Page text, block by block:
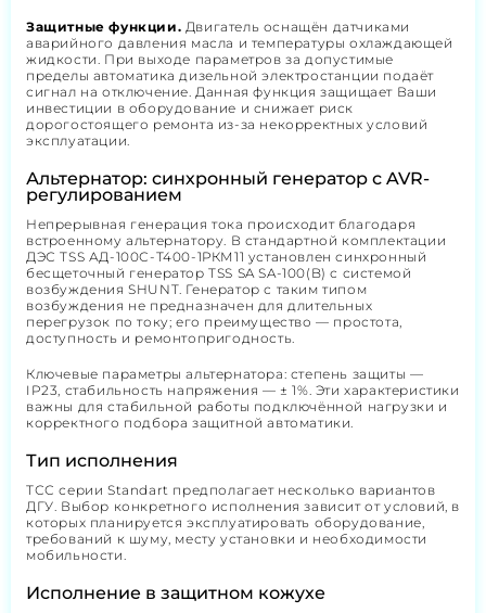
Защитные функции. Двигатель оснащён датчиками
аварийного давления масла и температуры охлаждающей
жидкости. При выходе параметров за допустимые
пределы автоматика дизельной электростанции подаёт
сигнал на отключение. Данная функция защищает Ваши
инвестиции в оборудование и снижает риск
дорогостоящего ремонта из-за некорректных условий
эксплуатации.
Альтернатор: синхронный генератор с AVR-
регулированием
Непрерывная генерация тока происходит благодаря
встроенному альтернатору. В стандартной комплектации
ДЭС TSS АД-100С-Т400-1РКМ11 установлен синхронный
бесщеточный генератор TSS SA SA-100(B) с системой
возбуждения SHUNT. Генератор с таким типом
возбуждения не предназначен для длительных
перегрузок по току; его преимущество — простота,
доступность и ремонтопригодность.
Ключевые параметры альтернатора: степень защиты —
IP23, стабильность напряжения — ± 1%. Эти характеристики
важны для стабильной работы подключённой нагрузки и
корректного подбора защитной автоматики.
Тип исполнения
ТСС серии Standart предполагает несколько вариантов
ДГУ. Выбор конкретного исполнения зависит от условий, в
которых планируется эксплуатировать оборудование,
требований к шуму, месту установки и необходимости
мобильности.
Исполнение в защитном кожухе